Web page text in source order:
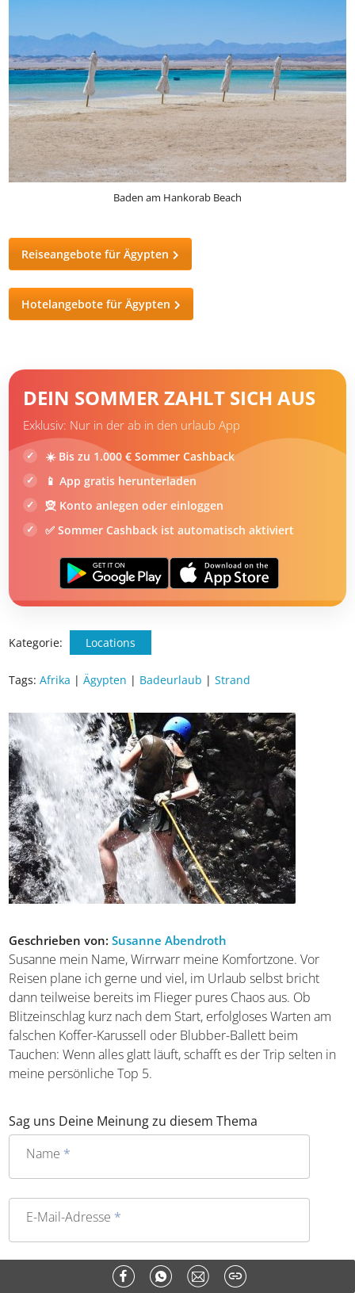
ist dies der beste Strand in Ägypten.
Baden am Hankorab Beach
DEIN SOMMER ZAHLT SICH AUS
Exklusiv: Nur in der ab in den urlaub App
☀️ Bis zu 1.000 € Sommer Cashback
📱 App gratis herunterladen
✅ Sommer Cashback ist automatisch aktiviert
Kategorie: Locations
Tags:Afrika|Ägypten| Badeurlaub|Strand
Geschrieben von:Susanne Abendroth
Susanne mein Name, Wirrwarr meine Komfortzone. Vor
Blitzeinschlag kurz nach dem Start, erfolgloses Warten am
falschen Koffer-Karussell oder Blubber-Ballett beim
in meine persönliche Top 5.
Name*